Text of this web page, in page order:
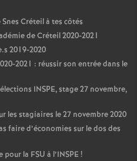
Créteil à tes côtés
de Créteil 2020-2021
2019-2020
2021 : réussir son entrée dans le
INSPE, stage 27 novembre,
les stagiaires le 27 novembre 2020
faire d’économies sur le dos des
pour la FSU à l’INSPE !